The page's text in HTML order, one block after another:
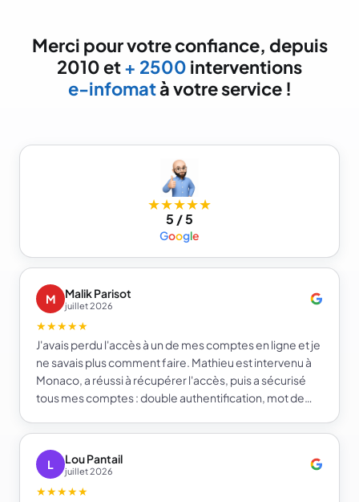
Merci pour votre confiance, depuis
2010 et+ 2500 interventions
e-infomatà votre service !
★★★★★
5 / 5
Google
M Malik Parisot
juillet 2026
★★★★★
J'avais perdu l'accès à un de mes comptes en ligne et je
ne savais plus comment faire. Mathieu est intervenu à
Monaco, a réussi à récupérer l'accès, puis a sécurisé
tous mes comptes : double authentification, mot de
beaucoup plus serein sur la sécurité de mes comptes.
Je recommande e-infomat.
L
Lou Pantail
juillet 2026
★★★★★